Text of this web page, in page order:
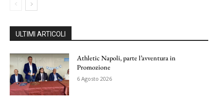
ULTIMI ARTICOLI
Athletic Napoli, parte l’avventura in
Promozione
6 Agosto 2026